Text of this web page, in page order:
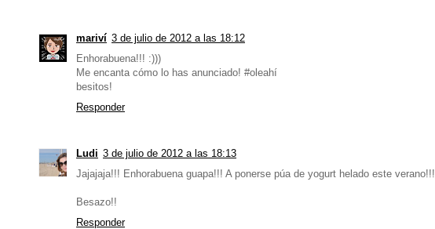
mariví 3 de julio de 2012 a las 18:12
Enhorabuena!!! :)))
Me encanta cómo lo has anunciado! #oleahí
besitos!
Responder
Ludi 3 de julio de 2012 a las 18:13
Jajajaja!!! Enhorabuena guapa!!! A ponerse púa de yogurt helado este verano!!!
Besazo!!
Responder